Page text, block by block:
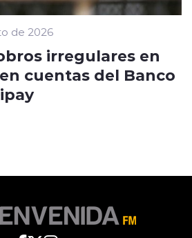
de 2026
irregulares en
cuentas del Banco